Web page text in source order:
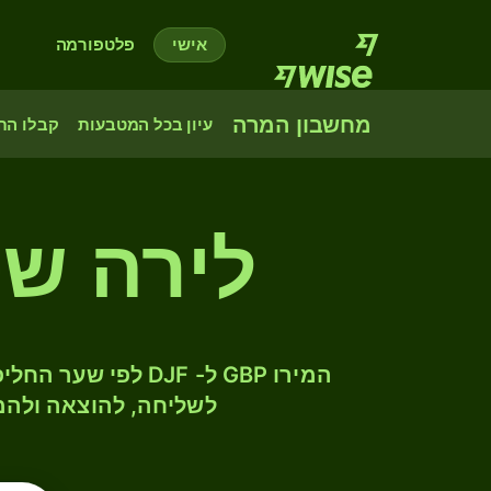
אישי פלטפורמה
מחשבון המרה עיון בכל המטבעות קבלו
לירה
לשליחה, להוצאה